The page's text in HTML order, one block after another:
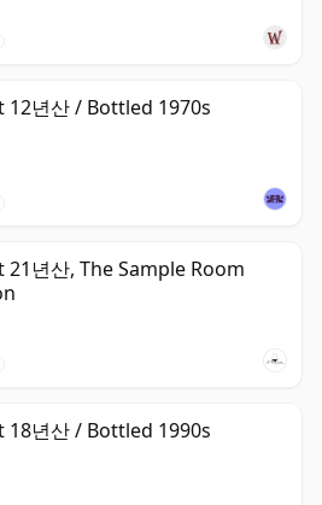
12년산 / Bottled 1970s
21년산, The Sample Room
18년산 / Bottled 1990s